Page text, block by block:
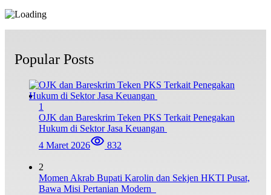
Popular Posts
1
OJK dan Bareskrim Teken PKS Terkait Penegakan
Hukum di Sektor Jasa Keuangan
4 Maret 2026
832
2
Momen Akrab Bupati Karolin dan Sekjen HKTI Pusat,
Bawa Misi Pertanian Modern